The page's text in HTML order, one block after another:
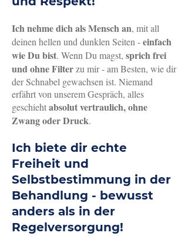
belastende Gedanken
Gedankenspirale, ständiges Grübeln
• Innere Unruhe, Anspannung und
Nervosität
• Übererregtheit, Unfähigkeit zur
Regeneration, Überreiztheit mit aggressiven
Impulsen
• Burnout, Stress, Erschöpfung, Depression
• Umgang mit mehrfachen
Belastungfaktoren
• Leistungs-/Erwartungsdruck, Umgang mit
Perfektionismus
• Ehe- und Partnerschaftsprobleme
• Psychisch bedingte sexuelle Dysfunktion
bei Männern
• Unausgewogenes bzw. problematisches
Sexualleben
• Sex- und Pornosucht, zwanghaftes
Ich nehme dich als Mensch an, mit all
deinen hellen und dunklen Seiten -einfach
wie Du bist. Wenn Du magst, sprich frei
und ohne Filter zu mir - am Besten, wie dir
der Schnabel gewachsen ist. Niemand
erfährt von unserem Gespräch, alles
geschiehtabsolut vertraulich, ohne
Zwang oder Druck.
Ich biete dir echte
Freiheit und
Selbstbestimmung in der
Behandlung - bewusst
anders als in der
Regelversorgung!